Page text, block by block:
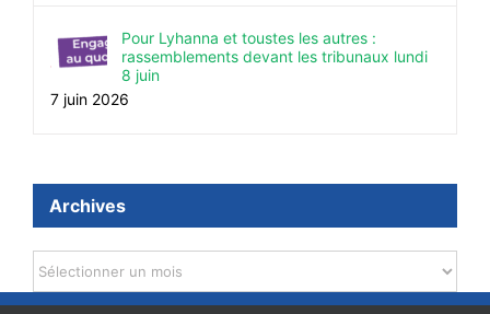
Pour Lyhanna et toustes les autres :
rassemblements devant les tribunaux lundi
8 juin
7 juin 2026
Archives
Archives